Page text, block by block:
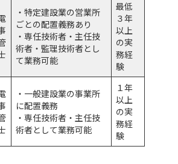
・特定建設業の営業所
ごとの配置義務あり
・専任技術者・主任技
術者・監理技術者とし
て業務可能
最低
３年
以上
の実
務経
験
・一般建設業の事業所
に配置義務
・専任技術者・主任技
術者として業務可能
１年
以上
の実
務経
験